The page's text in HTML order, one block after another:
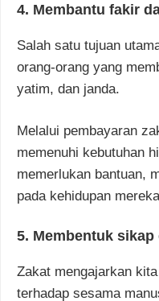
4. Membantu fakir
Salah satu tujuan
orang-orang yang
yatim, dan janda.
Melalui pembayaran
memenuhi kebutuhan
memerlukan bantuan,
pada kehidupan
5. Membentuk
Zakat mengajarkan
terhadap sesama